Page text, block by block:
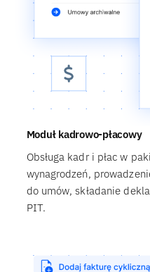
Moduł kadrowo-płacowy
Obsługa kadr i płac w
wynagrodzeń,
do umów, składanie
PIT.